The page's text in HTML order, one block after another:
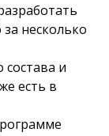
несколько
и
есть в